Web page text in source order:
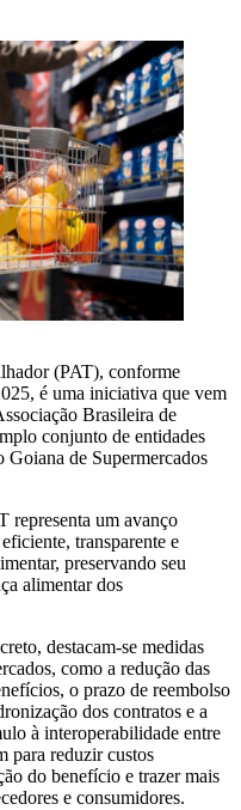
(PAT), conforme
é uma iniciativa que vem
Brasileira de
conjunto de entidades
Goiana de Supermercados
representa um avanço
transparente e
preservando seu
alimentar dos
destacam-se medidas
como a redução das
o prazo de reembolso
dos contratos e a
à interoperabilidade entre
para reduzir custos
do benefício e trazer mais
e consumidores.